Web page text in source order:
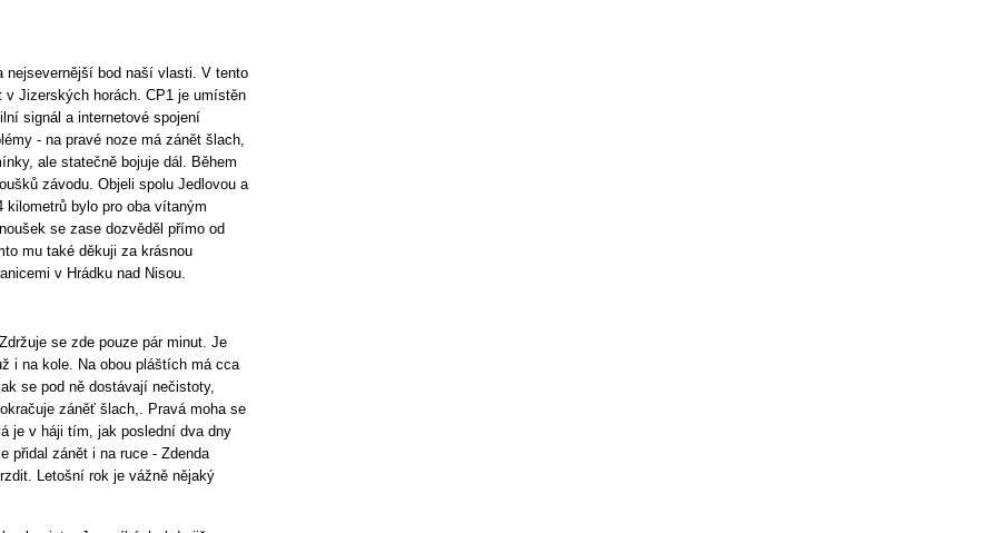
nejsevernější bod naší vlasti. V tento
Jizerských horách. CP1 je umístěn
signál a internetové spojení
- na pravé noze má zánět šlach,
ale statečně bojuje dál. Během
závodu. Objeli spolu Jedlovou a
bylo pro oba vítaným
se zase dozvěděl přímo od
mu také děkuji za krásnou
v Hrádku nad Nisou.
se zde pouze pár minut. Je
i na kole. Na obou pláštích má cca
se pod ně dostávají nečistoty,
záněť šlach,. Pravá moha se
je v háji tím, jak poslední dva dny
přidal zánět i na ruce - Zdenda
Letošní rok je vážně nějaký